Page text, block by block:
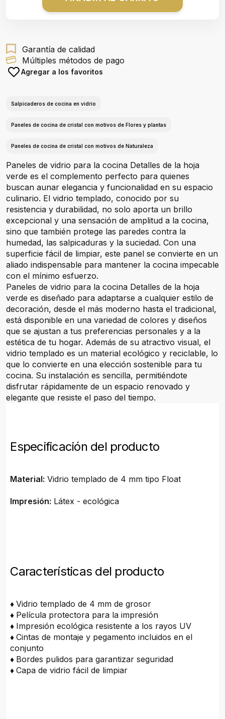
Garantía de calidad
Múltiples métodos de pago
Agregar a los favoritos
Salpicaderos de cocina en vidrio
Paneles de cocina de cristal con motivos de Flores y plantas
Paneles de cocina de cristal con motivos de Naturaleza
Paneles de vidrio para la cocina Detalles de la hoja
verde es el complemento perfecto para quienes
buscan aunar elegancia y funcionalidad en su espacio
culinario. El vidrio templado, conocido por su
resistencia y durabilidad, no solo aporta un brillo
excepcional y una sensación de amplitud a la cocina,
sino que también protege las paredes contra la
humedad, las salpicaduras y la suciedad. Con una
superficie fácil de limpiar, este panel se convierte en un
aliado indispensable para mantener la cocina impecable
con el mínimo esfuerzo.
Paneles de vidrio para la cocina Detalles de la hoja
verde es diseñado para adaptarse a cualquier estilo de
decoración, desde el más moderno hasta el tradicional,
está disponible en una variedad de colores y diseños
que se ajustan a tus preferencias personales y a la
estética de tu hogar. Además de su atractivo visual, el
vidrio templado es un material ecológico y reciclable, lo
que lo convierte en una elección sostenible para tu
cocina. Su instalación es sencilla, permitiéndote
disfrutar rápidamente de un espacio renovado y
elegante que resiste el paso del tiempo.
Especificación del producto
Material: Vidrio templado de 4 mm tipo Float
Impresión: Látex - ecológica
Características del producto
♦Vidrio templado de 4 mm de grosor
♦ Película protectora para la impresión
♦ Impresión ecológica resistente a los rayos UV
♦Cintas de montaje y pegamento incluidos en el
conjunto
♦ Bordes pulidos para garantizar seguridad
♦Capa de vidrio fácil de limpiar